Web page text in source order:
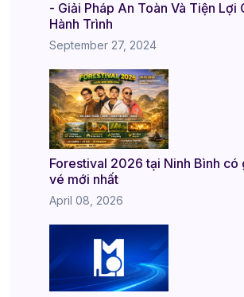
- Giải Pháp An Toàn Và Tiện Lợi
Hành Trình
September 27, 2024
Forestival 2026 tại Ninh Bình có
vé mới nhất
April 08, 2026